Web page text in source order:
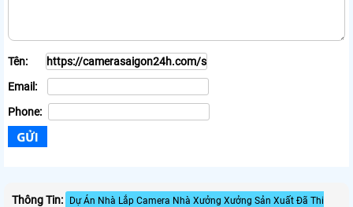
Tên:
Email:
Phone:
Thông Tin:
Dự Án Nhà Lắp Camera Nhà Xưởng Xưởng Sản Xuất Đã Thi